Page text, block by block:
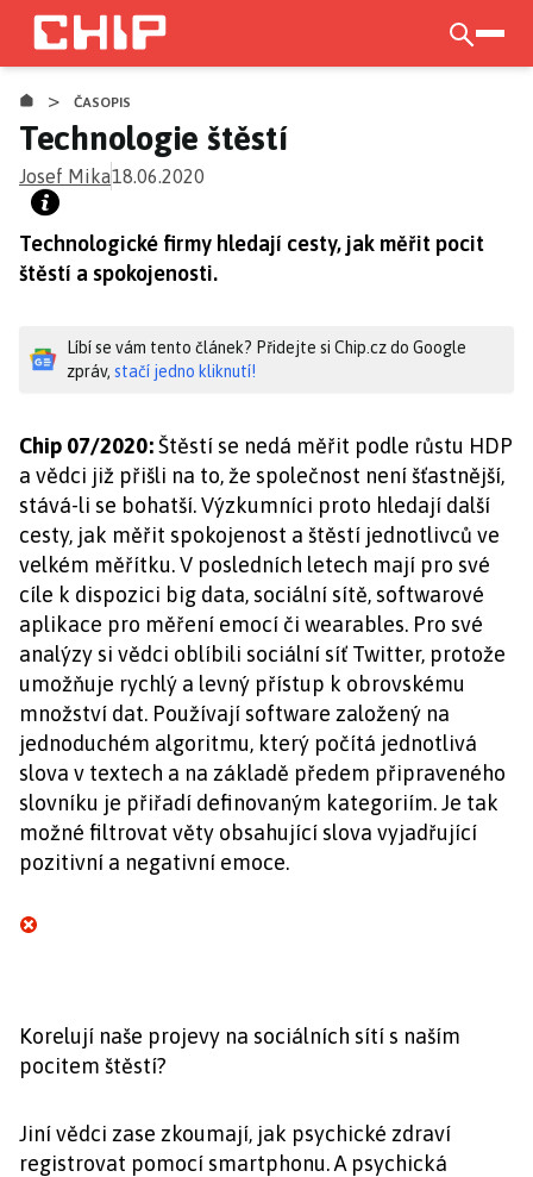
Přejít
hlavnímu
obsahu
> ČASOPIS
Technologie štěstí
Josef Mika18.06.2020
Technologické firmy hledají cesty, jak měřit pocit
štěstí a spokojenosti.
Líbí se vám tento článek? Přidejte si Chip.cz do Google
zpráv, stačí jedno kliknutí!
Chip 07/2020:Štěstí se nedá měřit podle růstu HDP
a vědci již přišli na to, že společnost není šťastnější,
stává-li se bohatší. Výzkumníci proto hledají další
cesty, jak měřit spokojenost a štěstí jednotlivců ve
velkém měřítku. V posledních letech mají pro své
cíle k dispozici big data, sociální sítě, softwarové
aplikace pro měření emocí či wearables. Pro své
analýzy si vědci oblíbili sociální síť Twitter, protože
umožňuje rychlý a levný přístup k obrovskému
množství dat. Používají software založený na
jednoduchém algoritmu, který počítá jednotlivá
slova v textech a na základě předem připraveného
slovníku je přiřadí definovaným kategoriím. Je tak
možné filtrovat věty obsahující slova vyjadřující
pozitivní a negativní emoce.
Korelují naše projevy na sociálních sítí s naším
pocitem štěstí?
Jiní vědci zase zkoumají, jak psychické zdraví
registrovat pomocí smartphonu. A psychická